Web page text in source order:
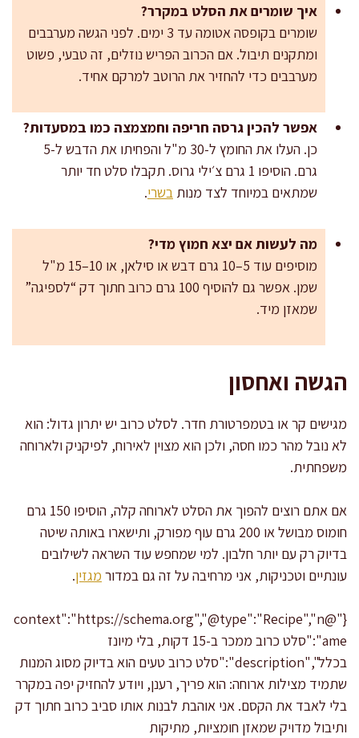
איך שומרים את הסלט במקרר?
שומרים בקופסה אטומה עד 3 ימים. לפני הגשה מערבבים
ומתקנים תיבול. אם הכרוב הפריש נוזלים, זה טבעי, פשוט
מערבבים כדי להחזיר את הרוטב למרקם אחיד.
אפשר להכין גרסה חריפה וחמצמצה כמו במסעדות?
כן. העלו את החומץ ל-30 מ"ל והפחיתו את הדבש ל-5
גרם. הוסיפו 1 גרם צ׳ילי גרוס. תקבלו סלט חד יותר
שמתאים במיוחד לצד מנות בשרי.
מה לעשות אם יצא חמוץ מדי?
מוסיפים עוד 5–10 גרם דבש או סילאן, או 10–15 מ"ל
שמן. אפשר גם להוסיף 100 גרם כרוב חתוך דק “לספיגה”
שמאזן מיד.
הגשה ואחסון
מגישים קר או בטמפרטורת חדר. לסלט כרוב יש יתרון גדול: הוא
לא נובל מהר כמו חסה, ולכן הוא מצוין לאירוח, לפיקניק ולארוחה
משפחתית.
אם אתם רוצים להפוך את הסלט לארוחה קלה, הוסיפו 150 גרם
חומוס מבושל או 200 גרם עוף מפורק, ותישארו באותה שיטה
בדיוק רק עם יותר חלבון. למי שמחפש עוד השראה לשילובים
עונתיים וטכניקות, אני מרחיבה על זה גם במדור מגזין.
{"@context":"https://schema.org","@type":"Recipe","n
ame":"סלט כרוב ממכר ב-15 דקות, בלי מיונז
בכלל","description":"סלט כרוב טעים הוא בדיוק מסוג המנות
שתמיד מצילות ארוחה: הוא פריך, רענן, ויודע להחזיק יפה במקרר
בלי לאבד את הקסם. אני אוהבת לבנות אותו סביב כרוב חתוך דק
ותיבול מדויק שמאזן חומציות, מתיקות